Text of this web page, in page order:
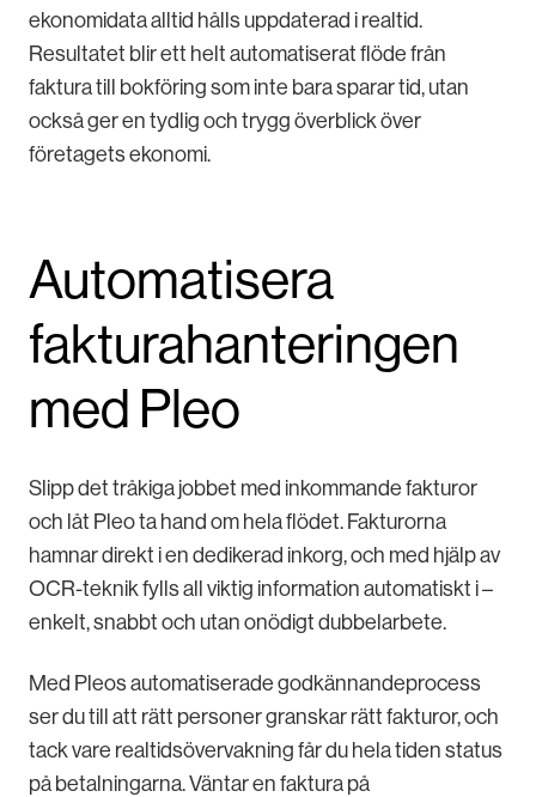
ekonomidata alltid hålls uppdaterad i realtid.
Resultatet blir ett helt automatiserat flöde från
faktura till bokföring som inte bara sparar tid, utan
också ger en tydlig och trygg överblick över
företagets ekonomi.
Automatisera
fakturahanteringen
med Pleo
Slipp det tråkiga jobbet med inkommande fakturor
och låt Pleo ta hand om hela flödet. Fakturorna
hamnar direkt i en dedikerad inkorg, och med hjälp av
OCR-teknik fylls all viktig information automatiskt i –
enkelt, snabbt och utan onödigt dubbelarbete.
Med Pleos automatiserade godkännandeprocess
ser du till att rätt personer granskar rätt fakturor, och
tack vare realtidsövervakning får du hela tiden status
på betalningarna. Väntar en faktura på